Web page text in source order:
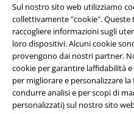
Sul nostro sito web utilizziamo
collettivamente "cookie".
raccogliere informazioni sugli
loro dispositivi. Alcuni cookie
provengono dai nostri partner.
cookie per garantire laffidabilità
per migliorare e personalizzare
condurre analisi e per scopi di
personalizzati) sul nostro sito